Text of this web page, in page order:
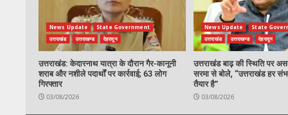
News Update
State Government
उत्तराखंड
उत्तराखण्ड देहरादून
उत्तराखंड: केदारनाथ यात्रा के दौरान गैर-कानूनी
शराब और नशीले पदार्थों पर कार्रवाई; 63 लोग
गिरफ्तार
03/08/2026
News Update
State
उत्तराखंड
उत्तराखण्ड देहरादून
उत्तराखंड बाढ़ की स्थिति पर
सरमा से बोले, “उत्तराखंड हर
तैयार है”
03/08/2026